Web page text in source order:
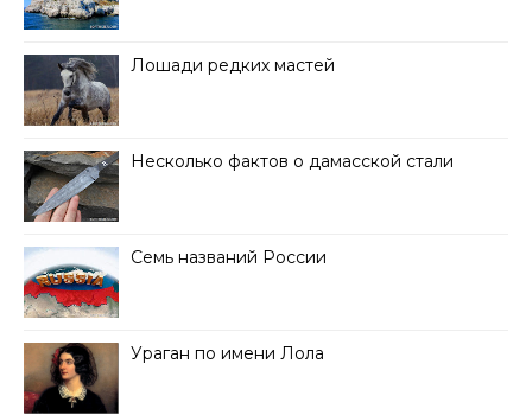
Лошади редких мастей
Несколько фактов о дамасской стали
Семь названий России
Ураган по имени Лола